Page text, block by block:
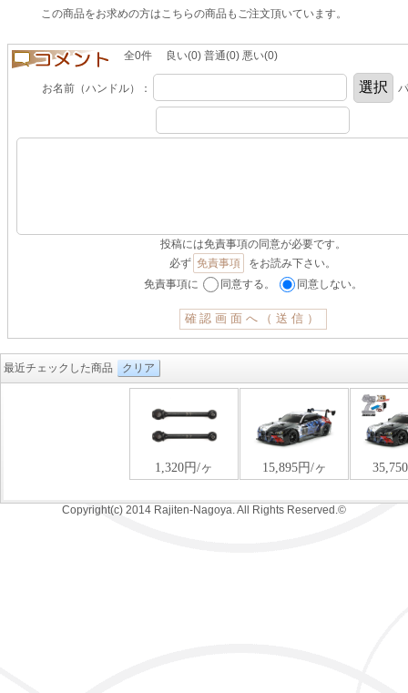
この商品をお求めの方はこちらの商品もご注文頂いています。
全0件 良い(0) 普通(0) 悪い(0)
お名前（ハンドル）：
投稿には免責事項の同意が必要です。
必ず 免責事項
をお読み下さい。
免責事項に
同意する。 同意しない。
最近チェックした商品 クリア
Copyright(c) 2014 Rajiten-Nagoya. All Rights Reserved.©